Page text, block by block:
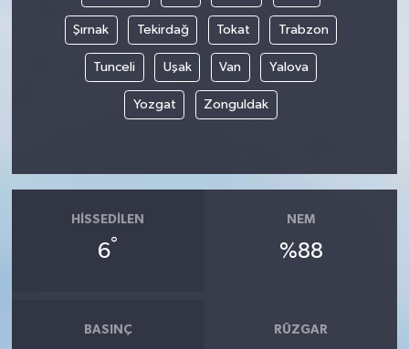
Şırnak Tekirdağ Tokat Trabzon
Tunceli Uşak Van Yalova
Yozgat Zonguldak
HISSEDILEN
6°
NEM
%88
BASINÇ RÜZGAR